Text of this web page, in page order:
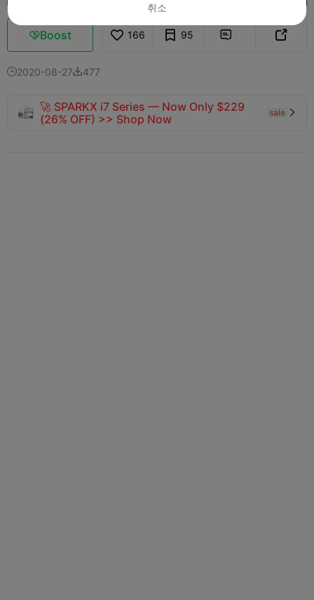
Boost 166 95  
2020-08-27477
🚀 SPARKX i7 Series — Now Only $229
(26% OFF) >> Shop Now
sale 
취소